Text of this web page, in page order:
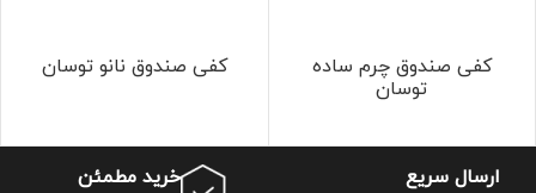
کفی صندوق چرم ساده
توسان
کفی صندوق نانو توسان
ارسال سریع
خرید مطمئن